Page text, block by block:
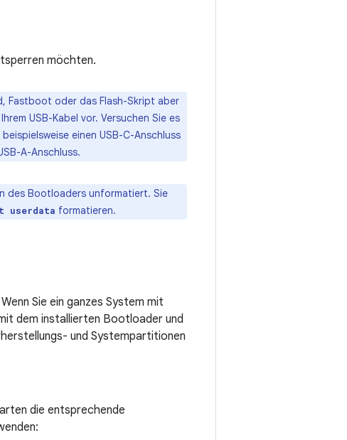
möchten.
Fastboot oder das Flash-Skript aber
USB-Kabel vor. Versuchen Sie es
einen USB-C-Anschluss
A-Anschluss.
des Bootloaders unformatiert. Sie
userdata formatieren.
Sie ein ganzes System mit
dem installierten Bootloader und
und Systempartitionen
die entsprechende